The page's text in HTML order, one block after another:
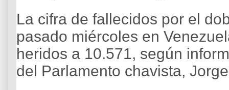
La cifra de fallecidos por el
pasado miércoles en
heridos a 10.571, según
del Parlamento chavista,